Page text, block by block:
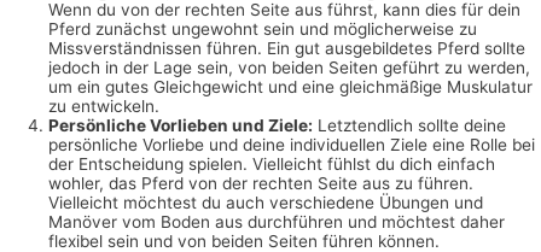
Wenn du von der rechten Seite aus führst, kann dies für dein
Pferd zunächst ungewohnt sein und möglicherweise zu
Missverständnissen führen. Ein gut ausgebildetes Pferd sollte
jedoch in der Lage sein, von beiden Seiten geführt zu werden,
um ein gutes Gleichgewicht und eine gleichmäßige Muskulatur
zu entwickeln.
Persönliche Vorlieben und Ziele: Letztendlich sollte deine
persönliche Vorliebe und deine individuellen Ziele eine Rolle bei
der Entscheidung spielen. Vielleicht fühlst du dich einfach
wohler, das Pferd von der rechten Seite aus zu führen.
Vielleicht möchtest du auch verschiedene Übungen und
Manöver vom Boden aus durchführen und möchtest daher
flexibel sein und von beiden Seiten führen können.